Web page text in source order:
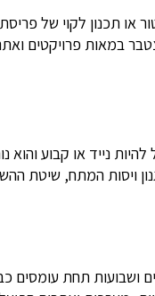
או תכנון לקוי של
במאות פרויקטים
נייד או קבוע והוא
ויסות המתח, שיטת
ושבועות תחת עומסים